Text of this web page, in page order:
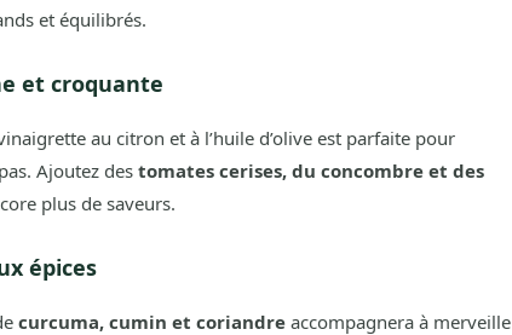
et équilibrés.
et croquante
au citron et à l’huile d’olive est parfaite pour
Ajoutez des tomates cerises, du concombre et des
plus de saveurs.
épices
curcuma, cumin et coriandreaccompagnera à merveille